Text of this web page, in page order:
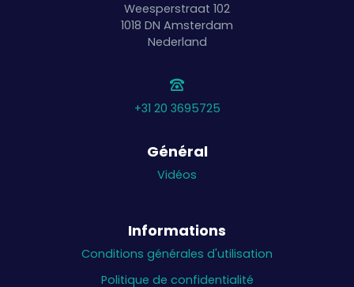
Weesperstraat 102
1018 DN Amsterdam
Nederland
+31 20 3695725
Général
Vidéos
Informations
Conditions générales d'utilisation
Politique de confidentialité